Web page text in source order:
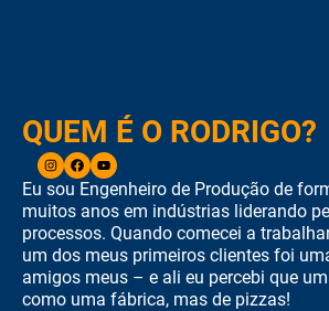
QUEM É O RODRIGO?
Eu sou Engenheiro de Produção de
muitos anos em indústrias liderando
processos. Quando comecei a
um dos meus primeiros clientes foi
amigos meus – e ali eu percebi que
como uma fábrica, mas de pizzas!